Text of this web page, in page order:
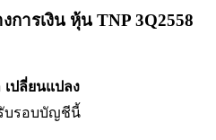
ารเงิน หุ้น TNP 3Q2558
เปลี่ยนแปลง
บรอบบัญชีนี้